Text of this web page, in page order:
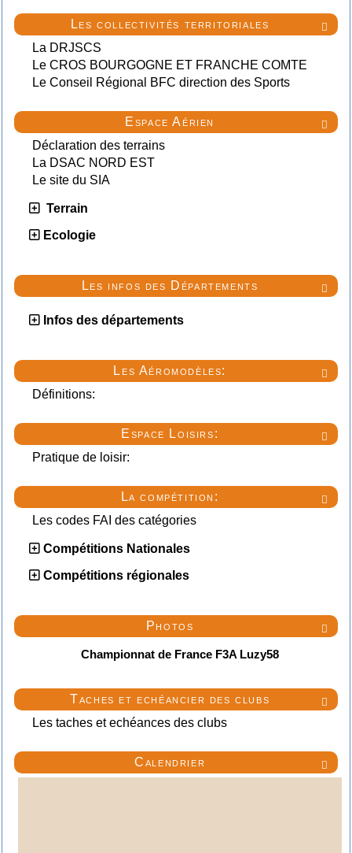

Les collectivités territoriales
La DRJSCS
Le CROS BOURGOGNE ET FRANCHE COMTE
Le Conseil Régional BFC direction des Sports

Espace Aérien
Déclaration des terrains
La DSAC NORD EST
Le site du SIA
Terrain
Ecologie

Les infos des Départements
Infos des départements

Les Aéromodèles:
Définitions:

Espace Loisirs:
Pratique de loisir:

La compétition:
Les codes FAI des catégories
Compétitions Nationales
Compétitions régionales

Photos
Championnat de France F3A Luzy58

Taches et echéancier des clubs
Les taches et echéances des clubs

Calendrier